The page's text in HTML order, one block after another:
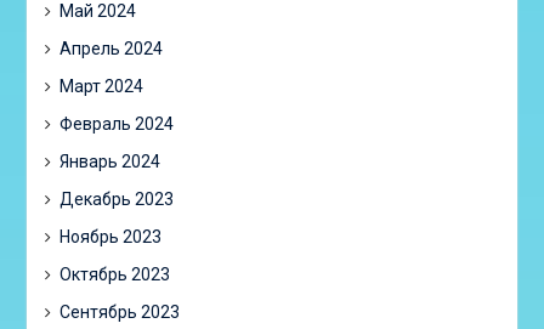
Май 2024
Апрель 2024
Март 2024
Февраль 2024
Январь 2024
Декабрь 2023
Ноябрь 2023
Октябрь 2023
Сентябрь 2023